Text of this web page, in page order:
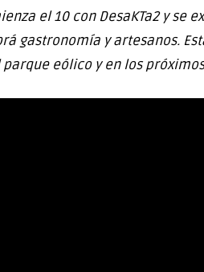
el 10 con DesaKTa2 y se
gastronomía y artesanos.
eólico y en los